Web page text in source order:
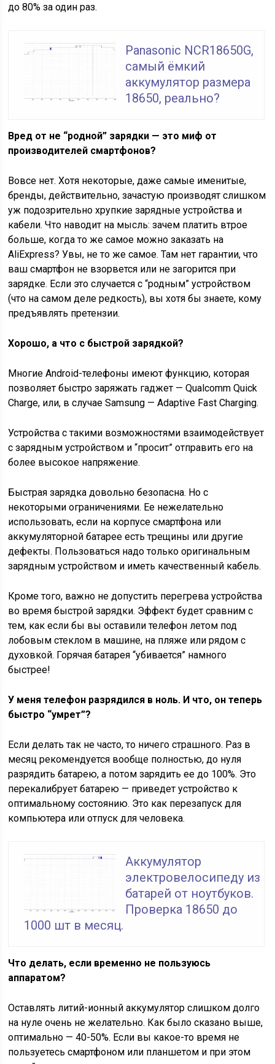
до 80% за один раз.
Panasonic NCR18650G,
самый ёмкий
аккумулятор размера
18650, реально?
Вред от не “родной” зарядки — это миф от
производителей смартфонов?
Вовсе нет. Хотя некоторые, даже самые именитые,
бренды, действительно, зачастую производят слишком
уж подозрительно хрупкие зарядные устройства и
кабели. Что наводит на мысль: зачем платить втрое
больше, когда то же самое можно заказать на
AliExpress? Увы, не то же самое. Там нет гарантии, что
ваш смартфон не взорвется или не загорится при
зарядке. Если это случается с “родным” устройством
(что на самом деле редкость), вы хотя бы знаете, кому
предъявлять претензии.
Хорошо, а что с быстрой зарядкой?
Многие Android-телефоны имеют функцию, которая
позволяет быстро заряжать гаджет — Qualcomm Quick
Charge, или, в случае Samsung — Adaptive Fast Charging.
Устройства с такими возможностями взаимодействует
с зарядным устройством и “просит” отправить его на
более высокое напряжение.
Быстрая зарядка довольно безопасна. Но с
некоторыми ограничениями. Ее нежелательно
использовать, если на корпусе смартфона или
аккумуляторной батарее есть трещины или другие
дефекты. Пользоваться надо только оригинальным
зарядным устройством и иметь качественный кабель.
Кроме того, важно не допустить перегрева устройства
во время быстрой зарядки. Эффект будет сравним с
тем, как если бы вы оставили телефон летом под
лобовым стеклом в машине, на пляже или рядом с
духовкой. Горячая батарея “убивается” намного
быстрее!
У меня телефон разрядился в ноль. И что, он теперь
быстро “умрет”?
Если делать так не часто, то ничего страшного. Раз в
месяц рекомендуется вообще полностью, до нуля
разрядить батарею, а потом зарядить ее до 100%. Это
перекалибрует батарею — приведет устройство к
оптимальному состоянию. Это как перезапуск для
компьютера или отпуск для человека.
Аккумулятор
электровелосипеду из
батарей от ноутбуков.
Проверка 18650 до
1000 шт в месяц.
Что делать, если временно не пользуюсь
аппаратом?
Оставлять литий-ионный аккумулятор слишком долго
на нуле очень не желательно. Как было сказано выше,
оптимально — 40-50%. Если вы какое-то время не
пользуетесь смартфоном или планшетом и при этом